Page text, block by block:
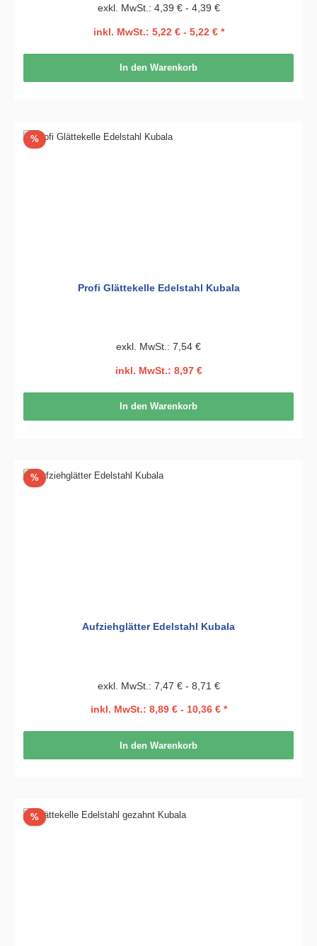
exkl. MwSt.: 4,39 € - 4,39 €
inkl. MwSt.: 5,22 € - 5,22 € *
In den Warenkorb
%Rabatt
Profi Glättekelle Edelstahl Kubala
exkl. MwSt.: 7,54 €
inkl. MwSt.: 8,97 €
In den Warenkorb
%Rabatt
Aufziehglätter Edelstahl Kubala
exkl. MwSt.: 7,47 € - 8,71 €
inkl. MwSt.: 8,89 € - 10,36 € *
In den Warenkorb
%Rabatt